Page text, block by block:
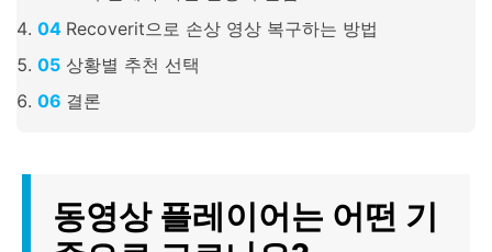
Recoverit으로 손상 영상 복구하는 방법
상황별 추천 선택
결론
동영상 플레이어는 어떤 기